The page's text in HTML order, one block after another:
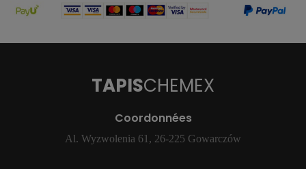
TAPISCHEMEX
Coordonnées
Al. Wyzwolenia 61, 26-225 Gowarczów